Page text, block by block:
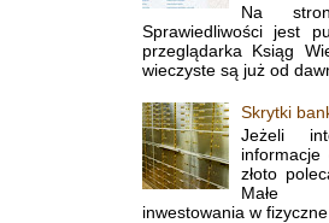
Na
Sprawiedliwości jest
przeglądarka Ksiąg
wieczyste są już od
Skrytki
Jeżeli
złoto
Małe
inwestowania w fizyczne